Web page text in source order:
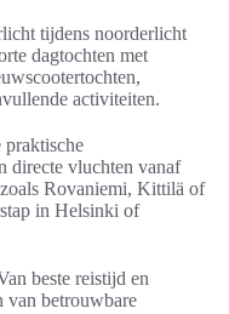
tijdens noorderlicht
dagtochten met
activiteiten.
praktische
directe vluchten vanaf
Rovaniemi, Kittilä of
in Helsinki of
beste reistijd en
van betrouwbare